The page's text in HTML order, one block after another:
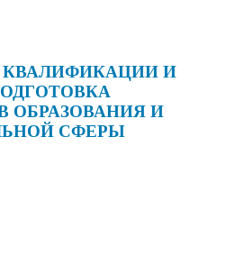
И
ОБРАЗОВАНИЯ И
СФЕРЫ